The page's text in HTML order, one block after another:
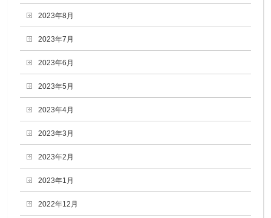
2023年8月
2023年7月
2023年6月
2023年5月
2023年4月
2023年3月
2023年2月
2023年1月
2022年12月